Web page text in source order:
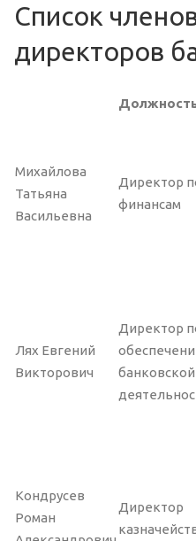
Список
директоров
Михайлова
Татьяна
Васильевна
Директор
финансам
Лях Евгений
Викторович
Директор
банковской
Кондрусев
Роман
Директор